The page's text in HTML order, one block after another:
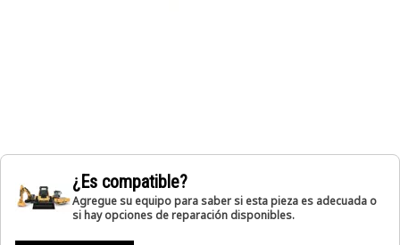
¿Es compatible?
Agregue su equipo para saber si esta pieza es adecuada o
si hay opciones de reparación disponibles.